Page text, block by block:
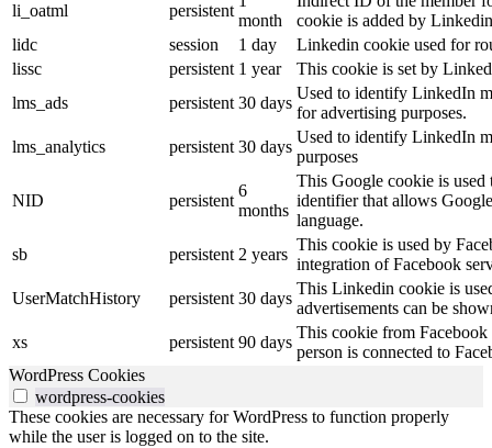
li_oatml persistent
month
cookie is added by
lidc
session 1 day
Linkedin cookie used for
lissc
persistent 1 year
This cookie is set by
lms_ads
persistent 30 days
Used to identify LinkedIn
for advertising purposes.
lms_analytics
persistent 30 days
Used to identify LinkedIn
purposes
NID persistent
6
months
This Google cookie is used
identifier that allows
language.
sb
persistent 2 years
This cookie is used by
integration of Facebook
UserMatchHistory
persistent 30 days
This Linkedin cookie is
advertisements can be
xs
persistent 90 days
This cookie from Facebook
person is connected to
WordPress Cookies
wordpress-cookies
These cookies are necessary for WordPress to function properly
while the user is logged on to the site.